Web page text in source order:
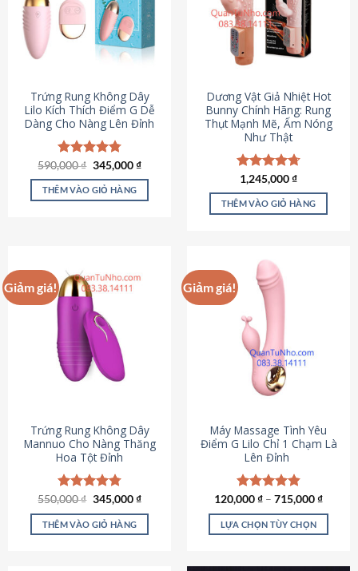
Trứng Rung Không Dây
Lilo Kích Thích Điểm G Dễ
Dàng Cho Nàng Lên Đỉnh
Được xếp
hạng4.79
5 sao
590,000₫ Giá
là:
590,000 ₫.
345,000₫Giá
tại
345,000 ₫.
THÊM VÀO GIỎ HÀNG
Dương Vật Giả Nhiệt Hot
Bunny Chính Hãng: Rung
Thụt Mạnh Mẽ, Ấm Nóng
Như Thật
Được xếp
hạng4.73
5 sao
1,245,000₫
THÊM VÀO GIỎ HÀNG
Giảm giá!
Trứng Rung Không Dây
Mannuo Cho Nàng Thăng
Hoa Tột Đỉnh
Được xếp
hạng4.81
5 sao
550,000₫ Giá
là:
550,000 ₫.
345,000₫Giá
tại
THÊM VÀO GIỎ HÀNG
Giảm giá!
Máy Massage Tình Yêu
Điểm G Lilo Chỉ 1 Chạm Là
Lên Đỉnh
Được xếp
hạng4.85
5 sao
120,000₫ – 715,000₫
LỰA CHỌN TÙY CHỌN